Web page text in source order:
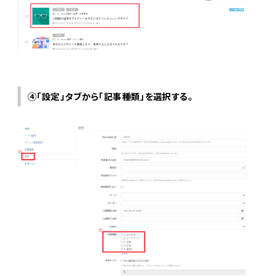
④「設定」タブから「記事種類」を選択する。